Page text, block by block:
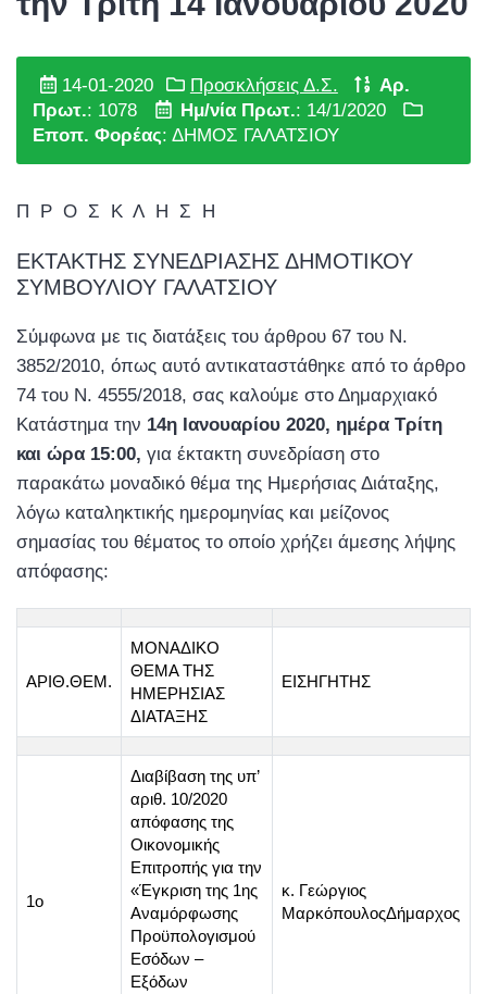
14-01-2020 Προσκλήσεις Δ.Σ.
Αρ.
Πρωτ.: 1078 Ημ/νία Πρωτ.: 14/1/2020
Εποπ. Φορέας: ΔΗΜΟΣ ΓΑΛΑΤΣΙΟΥ
Π Ρ Ο Σ Κ Λ Η Σ Η
ΕΚΤΑΚΤΗΣ ΣΥΝΕΔΡΙΑΣΗΣ ΔΗΜΟΤΙΚΟΥ
ΣΥΜΒΟΥΛΙΟΥ ΓΑΛΑΤΣΙΟΥ
Σύμφωνα με τις διατάξεις του άρθρου 67 του Ν.
3852/2010, όπως αυτό αντικαταστάθηκε από το άρθρο
74 του Ν. 4555/2018, σας καλούμε στο Δημαρχιακό
Κατάστημα την 14η Ιανουαρίου 2020, ημέρα Τρίτη
και ώρα 15:00, για έκτακτη συνεδρίαση στο
παρακάτω μοναδικό θέμα της Ημερήσιας Διάταξης,
λόγω καταληκτικής ημερομηνίας και μείζονος
σημασίας του θέματος το οποίο χρήζει άμεσης λήψης
απόφασης:
ΑΡΙΘ.ΘΕΜ.
ΜΟΝΑΔΙΚΟ
ΘΕΜΑ ΤΗΣ
ΗΜΕΡΗΣΙΑΣ
ΔΙΑΤΑΞΗΣ
ΕΙΣΗΓΗΤΗΣ
1ο
Διαβίβαση της υπ’
αριθ. 10/2020
απόφασης της
Οικονομικής
Επιτροπής για την
«Έγκριση της 1ης
Αναμόρφωσης
Προϋπολογισμού
Εσόδων –
Εξόδων
κ. Γεώργιος
ΜαρκόπουλοςΔήμαρχος